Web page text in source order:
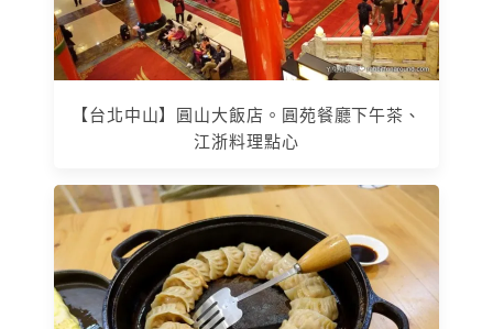
【台北中山】圓山大飯店。圓苑餐廳下午茶、
江浙料理點心